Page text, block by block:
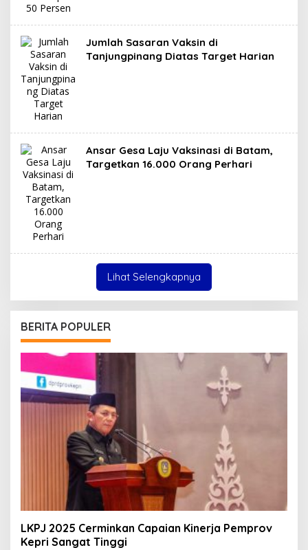
Jumlah Sasaran Vaksin di
Tanjungpinang Diatas Target Harian
Ansar Gesa Laju Vaksinasi di Batam,
Targetkan 16.000 Orang Perhari
Lihat Selengkapnya
BERITA POPULER
LKPJ 2025 Cerminkan Capaian Kinerja Pemprov
Kepri Sangat Tinggi